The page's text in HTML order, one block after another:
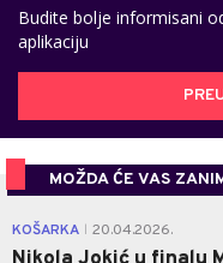
Budite bolje informisani
aplikaciju
MOŽDA ĆE VAS
KOŠARKA 20.04.2026.